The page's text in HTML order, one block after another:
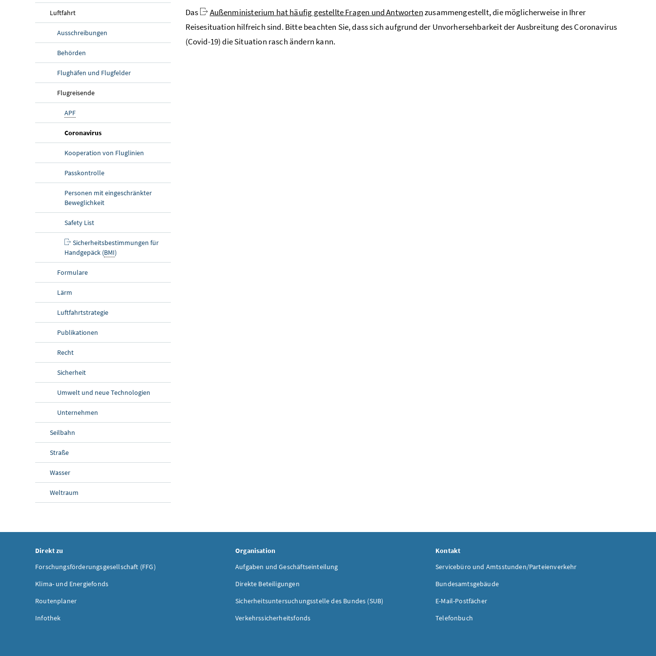
Luftfahrt
Ausschreibungen
Behörden
Flughäfen und Flugfelder
Flugreisende
APF
Coronavirus(aktuelle Seite)
Kooperation von Fluglinien
Passkontrolle
Personen mit eingeschränkter
Beweglichkeit
Safety List
Sicherheitsbestimmungen für
Handgepäck (BMI)
Formulare
Lärm
Luftfahrtstrategie
Publikationen
Recht
Sicherheit
Umwelt und neue Technologien
Unternehmen
Seilbahn
Straße
Wasser
Weltraum
Das Außenministerium hat häufig gestellte Fragen und Antwortenzusammengestellt, die möglicherweise in Ihrer
Reisesituation hilfreich sind. Bitte beachten Sie, dass sich aufgrund der Unvorhersehbarkeit der Ausbreitung des Coronavirus
(Covid-19) die Situation rasch ändern kann.
Direkt zu
Forschungsförderungsgesellschaft (FFG)
Klima- und Energiefonds
Routenplaner
Infothek
Organisation
Aufgaben und Geschäftseinteilung
Direkte Beteiligungen
Sicherheitsuntersuchungsstelle des Bundes (SUB)
Verkehrssicherheitsfonds
Kontakt
Servicebüro und Amtsstunden/Parteienverkehr
Bundesamtsgebäude
E-Mail-Postfächer
Telefonbuch